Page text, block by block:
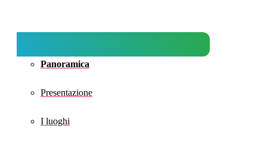
Panoramica
Presentazione
I luoghi